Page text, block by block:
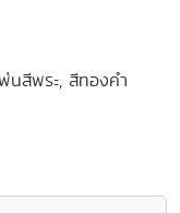
นสีพระ, สีทองคำ